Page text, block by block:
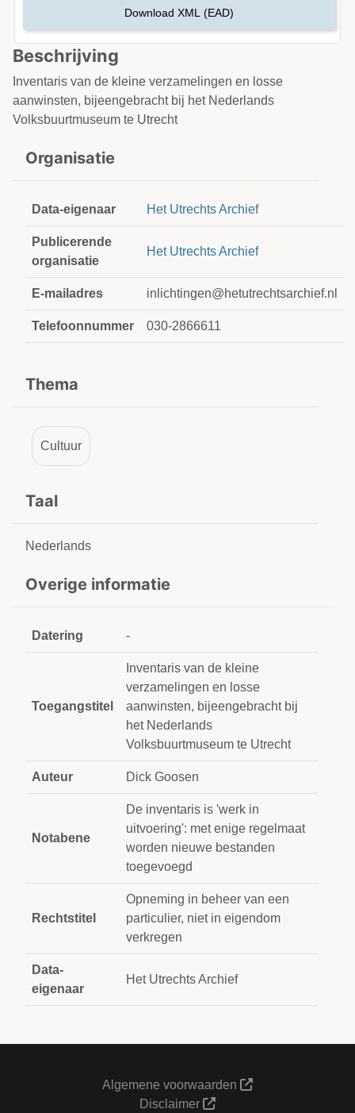
Beschrijving
Inventaris van de kleine verzamelingen en losse
aanwinsten, bijeengebracht bij het Nederlands
Volksbuurtmuseum te Utrecht
Organisatie
Data-eigenaar Het Utrechts Archief
Publicerende
organisatie
Het Utrechts Archief
E-mailadres inlichtingen@hetutrechtsarchief.nl
Telefoonnummer 030-2866611
Thema
Cultuur
Taal
Nederlands
Overige informatie
Datering -
Toegangstitel
Inventaris van de kleine
verzamelingen en losse
aanwinsten, bijeengebracht bij
het Nederlands
Volksbuurtmuseum te Utrecht
Auteur Dick Goosen
Notabene
De inventaris is 'werk in
uitvoering': met enige regelmaat
worden nieuwe bestanden
toegevoegd
Rechtstitel
Opneming in beheer van een
particulier, niet in eigendom
verkregen
Data-
eigenaar
Het Utrechts Archief
Download XML (EAD)
Algemene voorwaarden
Disclaimer